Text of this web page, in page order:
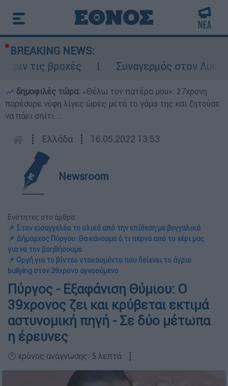
BREAKING NEWS:
βροχές
Συναγερμός στον
δημοφιλές τώρα: «Θέλω τον πατέρα μου»: 27χρονη
παρέσυρε νύφη λίγες ώρες μετά το γάμο της και ζητούσε
να πάει σπίτι...
┋ Ελλάδα ┋ 16.05.2022 13:53
Newsroom
Ενότητες στο άρθρο:
📌 Στον εισαγγελέα το υλικό από την επίθεση με βεγγαλικά
📌 Δήμαρχος Πύργου: Θα κάνουμε ό,τι περνά από το χέρι μας
για να τον βοηθήσουμε
📌 Οργή για το βίντεο ντοκουμέντο που δείχνει το άγριο
bullying στον 39χρονο αγνοούμενο
Πύργος - Εξαφάνιση Θύμιου: O
39χρονος ζει και κρύβεται εκτιμά
αστυνομική πηγή - Σε δύο μέτωπα
η έρευνες
🕛 χρόνος ανάγνωσης: 5 λεπτά ┋